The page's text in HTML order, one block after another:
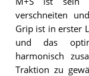
verschneiten
Grip ist in erster
und das
harmonisch
Traktion zu